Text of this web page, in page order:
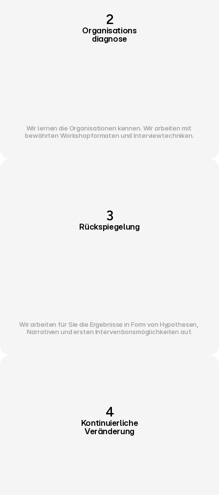
2
Organisations
diagnose
Wir lernen die Organisationen kennen. Wir arbeiten mit
bewährten Workshopformaten und Interviewtechniken.
3
Rückspiegelung
Wir arbeiten für Sie die Ergebnisse in Form von Hypothesen,
Narrativen und ersten Interventionsmöglichkeiten auf.
4
Kontinuierliche
Veränderung